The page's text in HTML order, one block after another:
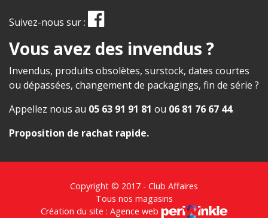
Suivez-nous sur :
Vous avez des invendus ?
Invendus, produits obsolètes, surstock, dates courtes
ou dépassées, changement de packagings, fin de série ?
Appellez nous au 05 63 91 91 81 ou 06 81 76 67 44.
Proposition de rachat rapide.
Copyright © 2017 - Club Affaires
Tous nos magasins
Création du site : Agence web